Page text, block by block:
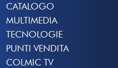
CATALOGO
MULTIMEDIA
TECNOLOGIE
PUNTI VENDITA
COLMIC TV